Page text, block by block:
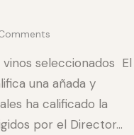
seleccionados El
una añada y
ha calificado la
por el Director…